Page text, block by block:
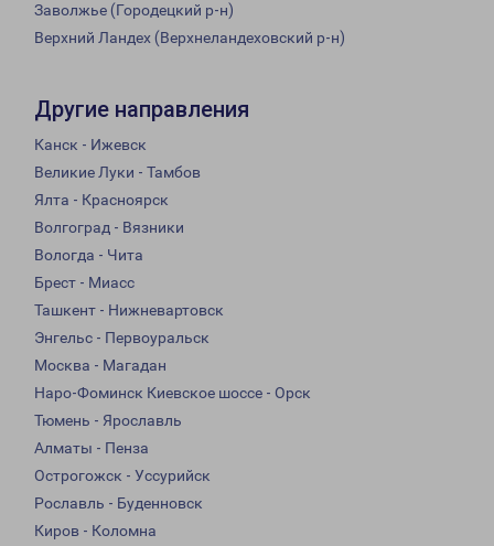
Заволжье (Городецкий р-н)
Верхний Ландех (Верхнеландеховский р-н)
Другие направления
Канск - Ижевск
Великие Луки - Тамбов
Ялта - Красноярск
Волгоград - Вязники
Вологда - Чита
Брест - Миасс
Ташкент - Нижневартовск
Энгельс - Первоуральск
Москва - Магадан
Наро-Фоминск Киевское шоссе - Орск
Тюмень - Ярославль
Алматы - Пенза
Острогожск - Уссурийск
Рославль - Буденновск
Киров - Коломна